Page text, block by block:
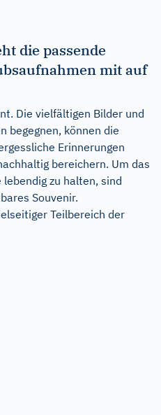
die passende
mit auf
Die vielfältigen Bilder und
begegnen, können die
Erinnerungen
bereichern. Um das
zu halten, sind
Souvenir.
Teilbereich der